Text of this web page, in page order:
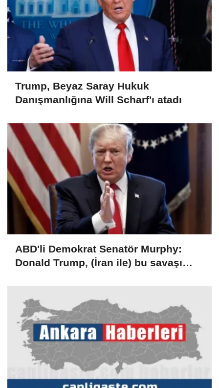
Trump, Beyaz Saray Hukuk
Danışmanlığına Will Scharf'ı atadı
ABD'li Demokrat Senatör Murphy:
Donald Trump, (İran ile) bu savaşı